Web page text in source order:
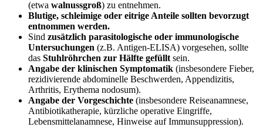
(etwa walnussgroß) zu entnehmen.
Blutige, schleimige oder eitrige Anteile sollten bevorzugt
entnommen werden.
Sind zusätzlich parasitologische oder immunologische
Untersuchungen (z.B. Antigen-ELISA) vorgesehen, sollte
das Stuhlröhrchen zur Hälfte gefüllt sein.
Angabe der klinischen Symptomatik (insbesondere Fieber,
rezidivierende abdominelle Beschwerden, Appendizitis,
Arthritis, Erythema nodosum).
Angabe der Vorgeschichte (insbesondere Reiseanamnese,
Antibiotikatherapie, kürzliche operative Eingriffe,
Lebensmittelanamnese, Hinweise auf Immunsuppression).